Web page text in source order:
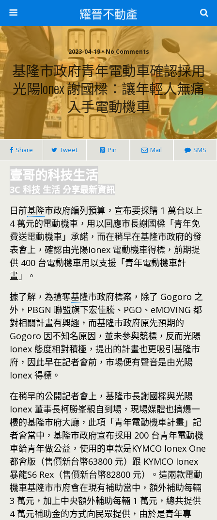
耀晉不動產
2023-04-19 • No Comments
基隆市政府青年電動車確認採用
光陽Ionex 謝國樑：讓年輕人無痛
入手電動機車
Share Tweet Pin Mail SMS
壹哥的科技生活
3C 科技 生活 分享最新資訊
日前基隆市政府編列預算，宣布要採購 1 萬台以上
4 萬元的電動機車，用以回應市長謝國樑「青年免
費送電動機車」承諾，而在稍早在基隆市政府的發
表會上，確認由光陽Ionex 電動機車得標，前期提
供 400 台電動機車用以支援「青年電動機車計
畫」。
據了解，為搶奪基隆市政府標案，除了 Gogoro 之
外，PBGN 聯盟旗下宏佳騰、PGO、eMOVING 都
對相關計畫有興趣，而基隆市政府原先預期的
Gogoro 因不知名原因，並未參與競標，反而光陽
Ionex 態度相對積極，提出的計畫也更吸引基隆市
府，因此早在記者會前，市場便有聲音是由光陽
Ionex 得標。
在稍早的公開記者會上， 基隆市長謝國樑與光陽
Ionex 董事長柯勝峯親自到場，現場媒體也擠爆一
樓的基隆市府大廳，此項「青年電動機車計畫」記
者會當中，基隆市政府宣布採用 200 台青年電動機
車給青年做公益，使用的車款是KYMCO Ionex One
都會版（售價新台幣63800 元）跟 KYMCO Ionex
暴龍S6 Rex（售價新台幣82800 元）。這兩款電動
機車基隆市市府會在現有補助當中，額外補助每輛
3 萬元，加上中央額外輔助每輛 1 萬元，總共提供
4 萬元補助金的方式向民眾提供，由於是青年專